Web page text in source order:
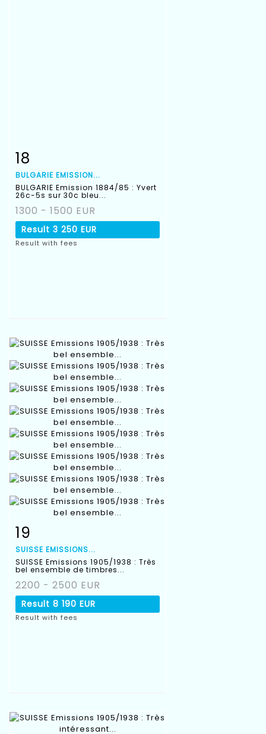
Item detail
18
BULGARIE EMISSION...
BULGARIE Emission 1884/85 : Yvert
26c-5s sur 30c bleu...
1300 - 1500 EUR
Result 3 250 EUR
Result with fees
Item detail
19
SUISSE EMISSIONS...
SUISSE Emissions 1905/1938 : Très
bel ensemble de timbres...
2200 - 2500 EUR
Result 8 190 EUR
Result with fees